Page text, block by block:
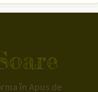
în Apus de